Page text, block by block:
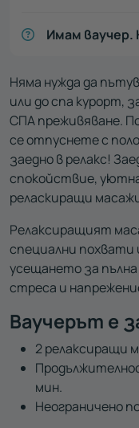
Имам ваучер.
Няма нужда да
или до спа курорт,
СПА преживяване.
се отпуснете с
заедно в релакс!
спокойствие,
реласкиращи
Релаксиращият
специални похвати
усещането за
стреса и
Ваучерът е
2 релаксиращи
мин.
Неограничено